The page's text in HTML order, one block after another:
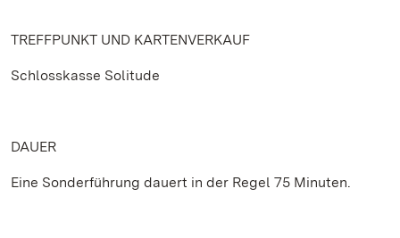
TREFFPUNKT UND KARTENVERKAUF
Schlosskasse Solitude
DAUER
Eine Sonderführung dauert in der Regel 75 Minuten.